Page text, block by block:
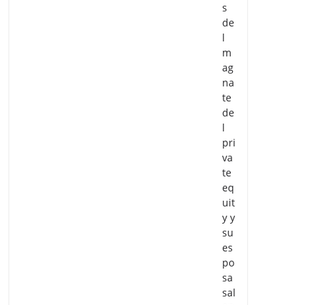
s
de
l
m
ag
na
te
de
l
pri
va
te
eq
uit
y y
su
es
po
sa
sal